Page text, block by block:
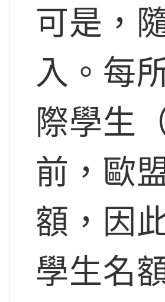
可是，
入。每
際學生
前，歐
額，因
學生名